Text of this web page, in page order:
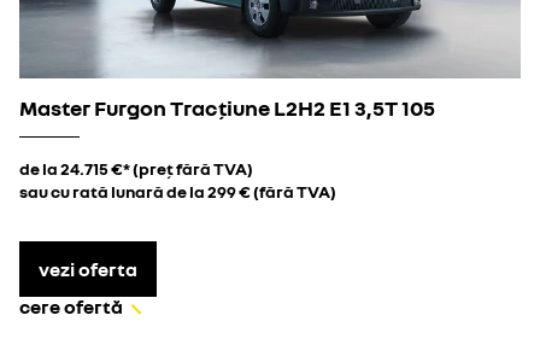
Master Furgon Tracțiune L2H2 E1 3,5T 105
de la 24.715 €* (preț fără TVA)
sau cu rată lunară de la 299 € (fără TVA)
vezi oferta
cere ofertă